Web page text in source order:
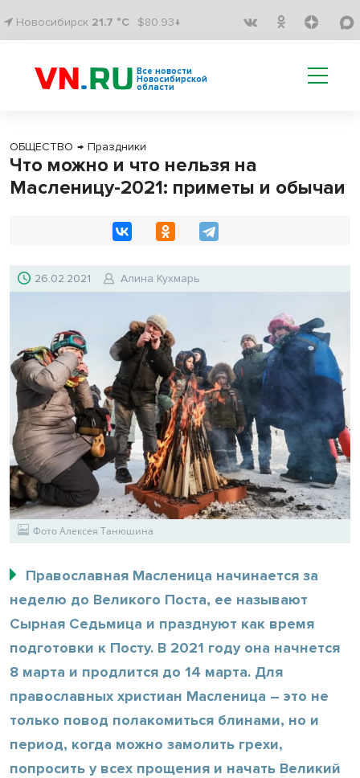
Новосибирск 21.7 °C $80.93↓
Все новости
Новосибирской
области
ОБЩЕСТВО → Праздники
Что можно и что нельзя на
Масленицу-2021: приметы и обычаи
26.02.2021 Алина Кухмарь
Фото Алексея Танюшина
Православная Масленица начинается за
неделю до Великого Поста, ее называют
Сырная Седьмица и празднуют как время
подготовки к Посту. В 2021 году она начнется
8 марта и продлится до 14 марта. Для
православных христиан Масленица – это не
только повод полакомиться блинами, но и
период, когда можно замолить грехи,
попросить у всех прощения и начать Великий